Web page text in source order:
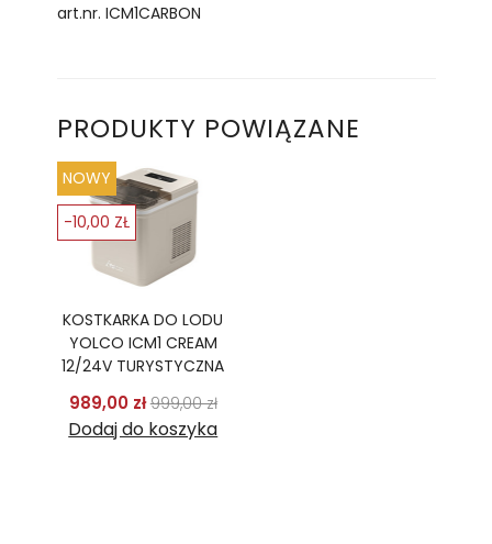
art.nr. ICM1CARBON
PRODUKTY POWIĄZANE
KOSTKARKA DO LODU
YOLCO ICM1 CREAM
12/24V TURYSTYCZNA
989,00 złCena podstawowa
999,00 złCena
Dodaj do koszyka
NOWY
-10,00 ZŁ